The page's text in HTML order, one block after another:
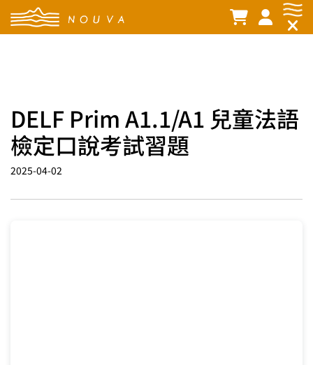
DELF Prim A1.1/A1 兒童法語
檢定口說考試習題
2025-04-02